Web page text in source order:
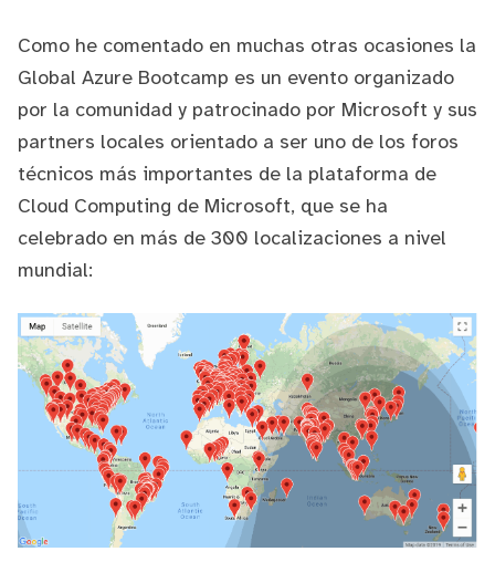
Como he comentado en muchas otras ocasiones la
Global Azure Bootcamp es un evento organizado
por la comunidad y patrocinado por Microsoft y sus
partners locales orientado a ser uno de los foros
técnicos más importantes de la plataforma de
Cloud Computing de Microsoft, que se ha
celebrado en más de 300 localizaciones a nivel
mundial: